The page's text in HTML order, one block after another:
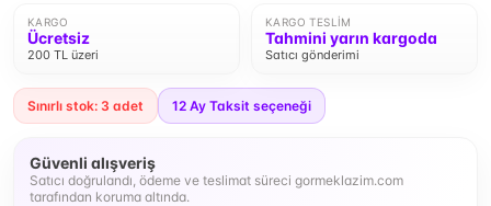
KARGO
Ücretsiz
200 TL üzeri
KARGO TESLIM
Tahmini yarın kargoda
Satıcı gönderimi
Sınırlı stok: 3 adet 12 Ay Taksit seçeneği
Güvenli alışveriş
Satıcı doğrulandı, ödeme ve teslimat süreci gormeklazim.com
tarafından koruma altında.